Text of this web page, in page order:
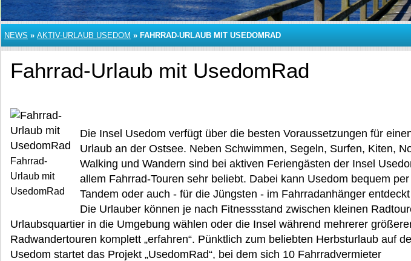
NEWS » AKTIV-URLAUB USEDOM » FAHRRAD-URLAUB MIT USEDOMRAD
Fahrrad-Urlaub mit UsedomRad
Fahrrad-
Urlaub mit
UsedomRad
Die Insel Usedom verfügt über die besten Voraussetzungen für
Urlaub an der Ostsee. Neben Schwimmen, Segeln, Surfen, Kiten,
Walking und Wandern sind bei aktiven Feriengästen der Insel
allem Fahrrad-Touren sehr beliebt. Dabei kann Usedom bequem
Tandem oder auch - für die Jüngsten - im Fahrradanhänger
Die Urlauber können je nach Fitnessstand zwischen kleinen
Urlaubsquartier in die Umgebung wählen oder die Insel während mehrerer
Radwandertouren komplett „erfahren“. Pünktlich zum beliebten Herbsturlaub auf
Usedom startet das Projekt „UsedomRad“, bei dem sich 10 Fahrradvermieter